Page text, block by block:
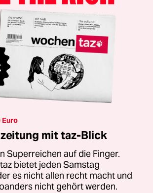
Euro
mit taz-Blick
Superreichen auf die Finger.
bietet jeden Samstag
es nicht allen recht macht und
nicht gehört werden.